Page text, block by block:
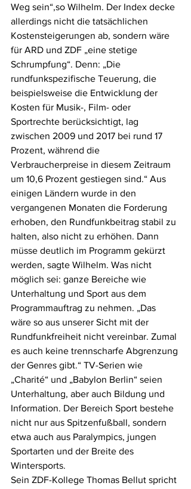
Weg sein“,so Wilhelm. Der Index decke
allerdings nicht die tatsächlichen
Kostensteigerungen ab, sondern wäre
für ARD und ZDF „eine stetige
Schrumpfung“. Denn: „Die
rundfunkspezifische Teuerung, die
beispielsweise die Entwicklung der
Kosten für Musik-, Film- oder
Sportrechte berücksichtigt, lag
zwischen 2009 und 2017 bei rund 17
Prozent, während die
Verbraucherpreise in diesem Zeitraum
um 10,6 Prozent gestiegen sind.“ Aus
einigen Ländern wurde in den
vergangenen Monaten die Forderung
erhoben, den Rundfunkbeitrag stabil zu
halten, also nicht zu erhöhen. Dann
müsse deutlich im Programm gekürzt
werden, sagte Wilhelm. Was nicht
möglich sei: ganze Bereiche wie
Unterhaltung und Sport aus dem
Programmauftrag zu nehmen. „Das
wäre so aus unserer Sicht mit der
Rundfunkfreiheit nicht vereinbar. Zumal
es auch keine trennscharfe Abgrenzung
der Genres gibt.“ TV-Serien wie
„Charité“ und „Babylon Berlin“ seien
Unterhaltung, aber auch Bildung und
Information. Der Bereich Sport bestehe
nicht nur aus Spitzenfußball, sondern
etwa auch aus Paralympics, jungen
Sportarten und der Breite des
Wintersports.
Sein ZDF-Kollege Thomas Bellut spricht